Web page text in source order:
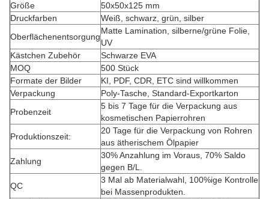
Größe
50x50x125 mm
Druckfarben
Weiß, schwarz, grün, silber
Oberflächenentsorgung
Matte Lamination, silberne/grüne Folie,
UV
Kästchen Zubehör
Schwarze EVA
MOQ
500 Stück
Formate der Bilder
KI, PDF, CDR, ETC sind willkommen
Verpackung
Poly-Tasche, Standard-Exportkarton
Probenzeit
5 bis 7 Tage für die Verpackung aus
kosmetischen Papierrohren
Produktionszeit:
20 Tage für die Verpackung von Rohren
aus ätherischem Ölpapier
Zahlung
30% Anzahlung im Voraus, 70% Saldo
gegen B/L.
QC
3 Mal ab Materialwahl, 100%ige Kontrolle
bei Massenprodukten.